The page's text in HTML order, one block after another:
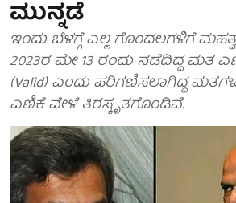
ಮುನ್ನಡೆ
ಇಂದು ಬೆಳಗ್ಗೆ ಎಲ್ಲ ಗೊಂದಲಗಳಿಗೆ
2023ರ ಮೇ 13 ರಂದು ನಡೆದಿದ್ದ ಮತ
(Valid) ಎಂದು ಪರಿಗಣಿಸಲಾಗಿದ್ದ
ಎಣಿಕೆ ವೇಳೆ ತಿರಸ್ಕೃತಗೊಂಡಿವೆ.